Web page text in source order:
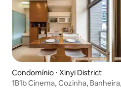
Condomínio ⋅ Xinyi District
1B1b Cinema, Cozinha,